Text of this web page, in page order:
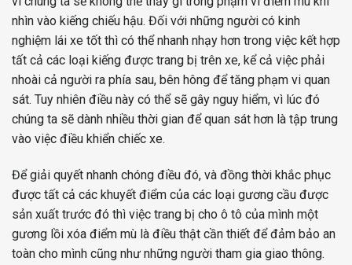
nhìn vào kiếng chiếu hậu. Đối với những người có kinh
nghiệm lái xe tốt thì có thể nhanh nhạy hơn trong việc kết hợp
tất cả các loại kiếng được trang bị trên xe, kể cả việc phải
nhoài cả người ra phía sau, bên hông để tăng phạm vi quan
sát. Tuy nhiên điều này có thể sẽ gây nguy hiểm, vì lúc đó
chúng ta sẽ dành nhiều thời gian để quan sát hơn là tập trung
vào việc điều khiển chiếc xe.
Để giải quyết nhanh chóng điều đó, và đồng thời khắc phục
được tất cả các khuyết điểm của các loại gương cầu được
sản xuất trước đó thì việc trang bị cho ô tô của mình một
gương lồi xóa điểm mù là điều thật cần thiết để đảm bảo an
toàn cho mình cũng như những người tham gia giao thông.